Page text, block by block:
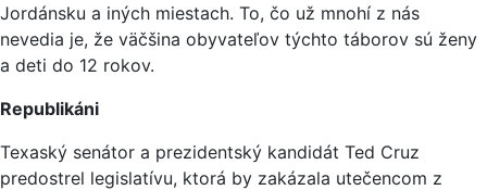
Jordánsku a iných miestach. To, čo už mnohí z nás
nevedia je, že väčšina obyvateľov týchto táborov sú ženy
a deti do 12 rokov.
Republikáni
Texaský senátor a prezidentský kandidát Ted Cruz
predostrel legislatívu, ktorá by zakázala utečencom z